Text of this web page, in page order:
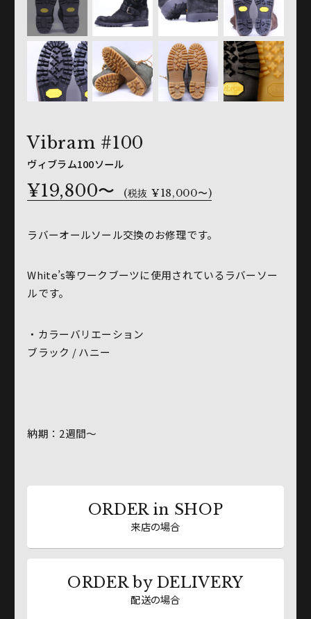
Vibram #100
ヴィブラム100ソール
¥19,800〜 (税抜 ¥18,000〜)
ラバーオールソール交換のお修理です。
White’s等ワークブーツに使用されているラバーソー
ルです。
・カラーバリエーション
ブラック / ハニー
納期：2週間～
ORDER in SHOP
来店の場合
ORDER by DELIVERY
配送の場合